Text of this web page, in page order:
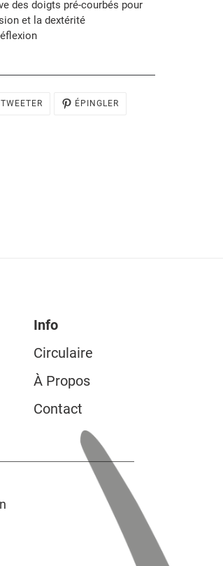
des doigts pré-courbés pour
et la dextérité
TWEETER
TWEETER
ÉPINGLER
ÉPINGLER
Info
Circulaire
À Propos
Contact